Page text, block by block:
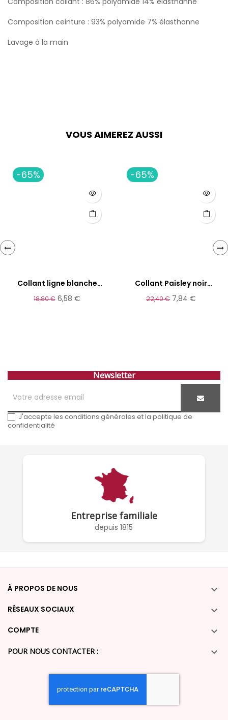
Composition ceinture : 93% polyamide 7% élasthanne
Lavage à la main
VOUS AIMEREZ AUSSI
-65%
Collant ligne blanche
OROBLU
18,80 € 6,58 €
-65%
Collant Paisley noir
OROBLU
22,40 € 7,84 €
Newsletter
J'accepte les conditions générales et la politique de
confidentialité
Entreprise familiale
depuis 1815
À PROPOS DE NOUS 
RÉSEAUX SOCIAUX 
COMPTE 
POUR NOUS CONTACTER : 